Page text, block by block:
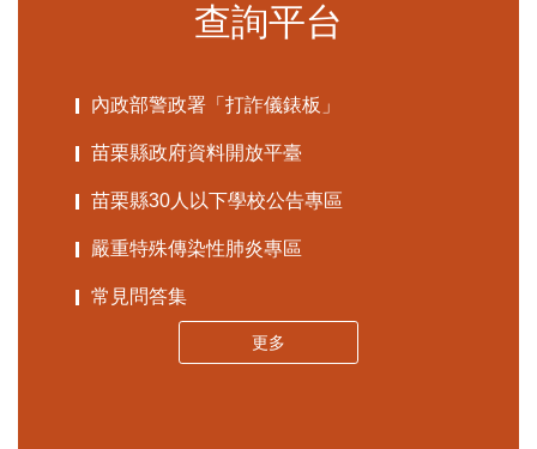
查詢平台
內政部警政署「打詐儀錶板」
苗栗縣政府資料開放平臺
苗栗縣30人以下學校公告專區
嚴重特殊傳染性肺炎專區
常見問答集
更多